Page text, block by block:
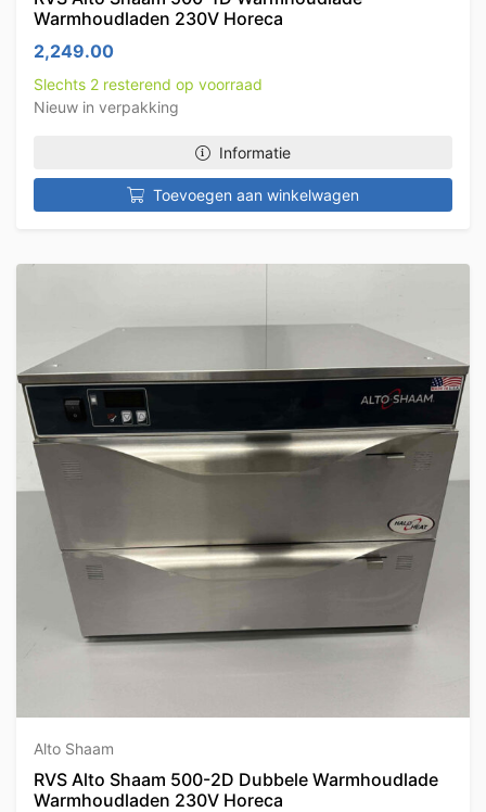
Warmhoudladen 230V Horeca
2,249.00
Slechts 2 resterend op voorraad
Nieuw in verpakking
Informatie
Toevoegen aan winkelwagen
Alto Shaam
RVS Alto Shaam 500-2D Dubbele Warmhoudlade
Warmhoudladen 230V Horeca